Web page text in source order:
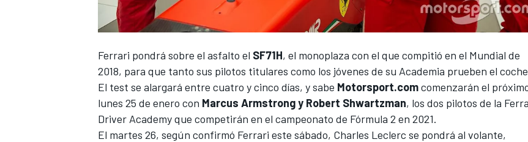
NASCAR CUP
Ferrari pondrá sobre el asfalto el SF71H, el monoplaza con el que compitió en el Mundial de
2018, para que tanto sus pilotos titulares como los jóvenes de su Academia prueben el
El test se alargará entre cuatro y cinco días, y sabe Motorsport.comcomenzarán el
lunes 25 de enero con Marcus Armstrong y Robert Shwartzman, los dos pilotos de la
Driver Academy que competirán en el campeonato de Fórmula 2 en 2021.
El martes 26, según confirmó Ferrari este sábado, Charles Leclerc se pondrá al volante,